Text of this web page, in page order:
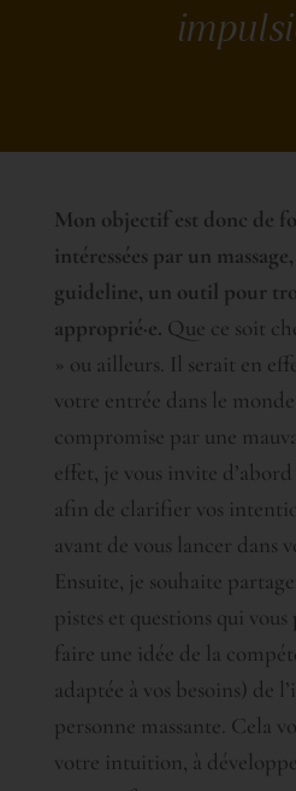
Mon objectif est donc de
intéressées par un
guideline, un outil pour
approprié·e. Que ce soit
» ou ailleurs. Il serait en
votre entrée dans le
compromise par une
effet, je vous invite
afin de clarifier vos
avant de vous lancer dans
Ensuite, je souhaite
pistes et questions qui
faire une idée de la
adaptée à vos besoins) de
personne massante. Cela
votre intuition, à